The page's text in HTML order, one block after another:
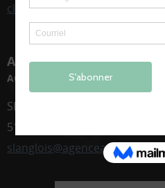
clussier@koscene.ca
AGENCE AGORA
AGENT DE SPECTACLE - TOURNÉE :
SÉBASTIEN LANGLOIS
514 795-9871
slanglois@agenceagora.ca